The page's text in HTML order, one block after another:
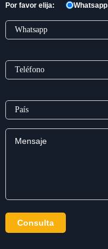
Por favor elija: Whatsapp